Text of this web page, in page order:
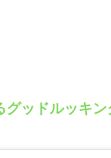
グッドルッキン